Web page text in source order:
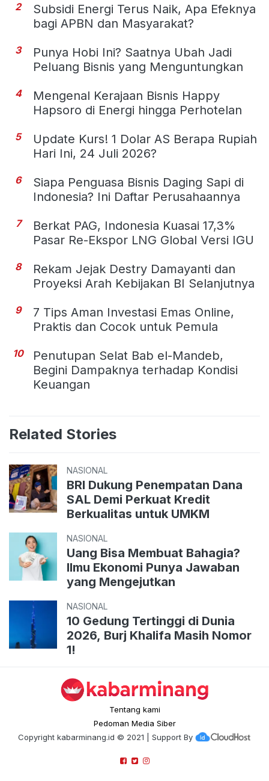
2
Subsidi Energi Terus Naik, Apa Efeknya
bagi APBN dan Masyarakat?
3
Punya Hobi Ini? Saatnya Ubah Jadi
Peluang Bisnis yang Menguntungkan
4
Mengenal Kerajaan Bisnis Happy
Hapsoro di Energi hingga Perhotelan
5
Update Kurs! 1 Dolar AS Berapa Rupiah
Hari Ini, 24 Juli 2026?
6
Siapa Penguasa Bisnis Daging Sapi di
Indonesia? Ini Daftar Perusahaannya
7
Berkat PAG, Indonesia Kuasai 17,3%
Pasar Re-Ekspor LNG Global Versi IGU
8
Rekam Jejak Destry Damayanti dan
Proyeksi Arah Kebijakan BI Selanjutnya
9
7 Tips Aman Investasi Emas Online,
Praktis dan Cocok untuk Pemula
10
Penutupan Selat Bab el-Mandeb,
Begini Dampaknya terhadap Kondisi
Keuangan
Related Stories
NASIONAL
BRI Dukung Penempatan Dana
SAL Demi Perkuat Kredit
Berkualitas untuk UMKM
NASIONAL
Uang Bisa Membuat Bahagia?
Ilmu Ekonomi Punya Jawaban
yang Mengejutkan
NASIONAL
10 Gedung Tertinggi di Dunia
2026, Burj Khalifa Masih Nomor
1!
Tentang kami
Pedoman Media Siber
Copyright kabarminang.id © 2021 | Support By